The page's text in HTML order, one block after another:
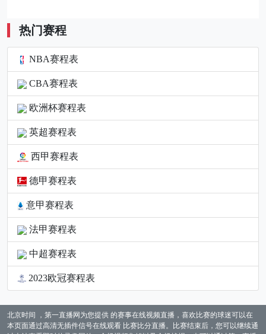
热门赛程
NBA赛程表
CBA赛程表
欧洲杯赛程表
英超赛程表
西甲赛程表
德甲赛程表
意甲赛程表
法甲赛程表
中超赛程表
2023欧冠赛程表
北京时间 ，第一直播网为您提供 的赛事在线视频直播，喜欢比赛的球迷可以在
本页面通过高清无插件信号在线观看 比赛比分直播。比赛结束后，您可以继续通